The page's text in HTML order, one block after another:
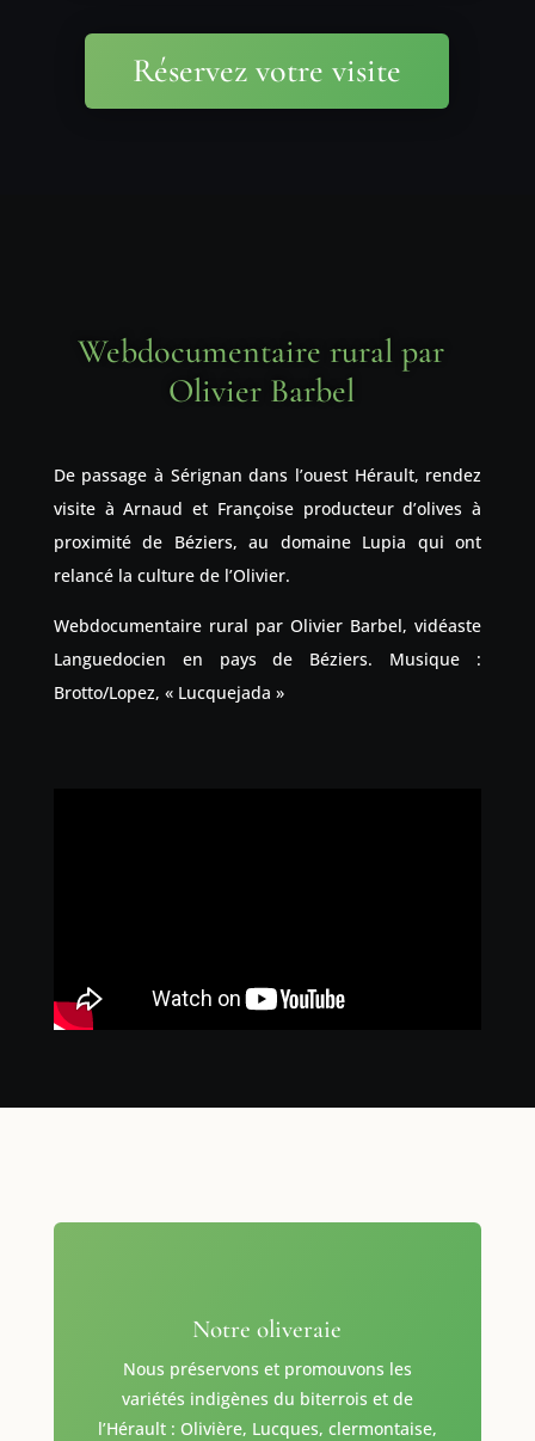
Réservez votre visite
Webdocumentaire rural par
Olivier Barbel
De passage à Sérignan dans l’ouest Hérault, rendez
visite à Arnaud et Françoise producteur d’olives à
proximité de Béziers, au domaine Lupia qui ont
relancé la culture de l’Olivier.
Webdocumentaire rural par Olivier Barbel, vidéaste
Languedocien en pays de Béziers. Musique :
Brotto/Lopez, « Lucquejada »
Notre oliveraie
Nous préservons et promouvons les
variétés indigènes du biterrois et de
l’Hérault : Olivière, Lucques, clermontaise,